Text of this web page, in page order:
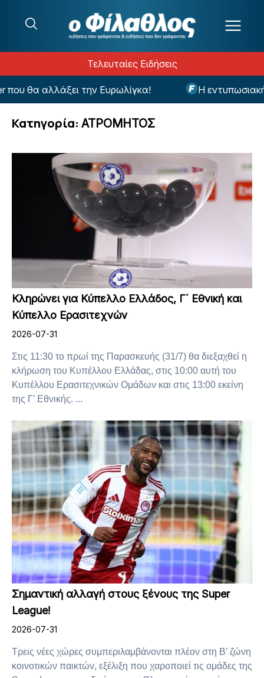
Τελευταίες Ειδήσεις
την Ευρωλίγκα! Η εντυπωσιακή
Κατηγορία: ΑΤΡΟΜΗΤΟΣ
Κληρώνει για Κύπελλο Ελλάδος, Γ΄ Εθνική και
Κύπελλο Ερασιτεχνών
2026-07-31
Στις 11:30 το πρωί της Παρασκευής (31/7) θα διεξαχθεί η
κλήρωση του Κυπέλλου Ελλάδας, στις 10:00 αυτή του
Κυπέλλου Ερασιτεχνικών Ομάδων και στις 13:00 εκείνη
της Γ’ Εθνικής. ...
Σημαντική αλλαγή στους ξένους της Super
League!
2026-07-31
Τρεις νέες χώρες συμπεριλαμβάνονται πλέον στη Β’ ζώνη
κοινοτικών παικτών, εξέλιξη που χαροποιεί τις ομάδες της